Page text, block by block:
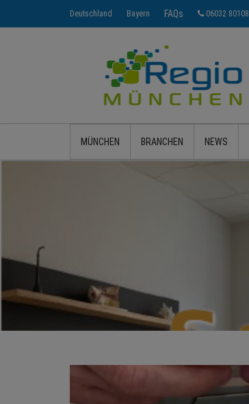
Deutschland Bayern FAQs 06032 80108
MÜNCHEN BRANCHEN NEWS